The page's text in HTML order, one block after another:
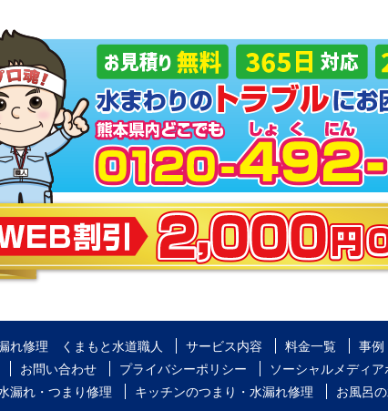
れ修理 くまもと水道職人 サービス内容 料金一覧 事例
お問い合わせ プライバシーポリシー
ソーシャルメディア
漏れ・つまり修理
キッチンのつまり・水漏れ修理 お風呂